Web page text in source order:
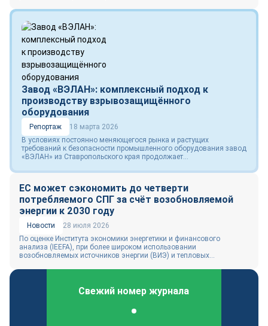
Завод «ВЭЛАН»: комплексный подход к
производству взрывозащищённого
оборудования
Репортаж
18 марта 2026
В условиях постоянно меняющегося рынка и растущих
требований к безопасности промышленного оборудования завод
«ВЭЛАН» из Ставропольского края продолжает...
ЕС может сэкономить до четверти
потребляемого СПГ за счёт возобновляемой
энергии к 2030 году
Новости
28 июля 2026
По оценке Института экономики энергетики и финансового
анализа (IEEFA), при более широком использовании
возобновляемых источников энергии (ВИЭ) и тепловых...
Свежий номер журнала